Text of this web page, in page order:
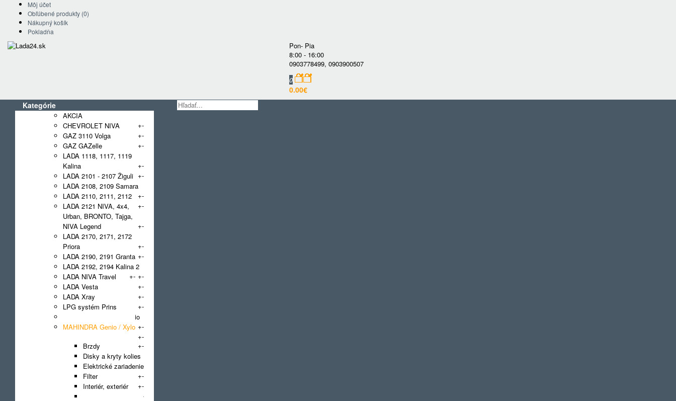
Môj účet
Obľúbené produkty (0)
Nákupný košík
Pokladňa
Pon- Pia
8:00 - 16:00
0903778499, 0903900507
0
0.00€
Kategórie
AKCIA
CHEVROLET NIVA
+-
GAZ 3110 Volga
+-
GAZ GAZelle
+-
LADA 1118, 1117, 1119
Kalina
+-
LADA 2101 - 2107 Žiguli +-
LADA 2108, 2109 Samara
+-
LADA 2110, 2111, 2112
+-
LADA 2121 NIVA, 4x4,
Urban, BRONTO, Tajga,
NIVA Legend
+-
LADA 2170, 2171, 2172
Priora
+-
LADA 2190, 2191 Granta +-
LADA 2192, 2194 Kalina 2
+-
LADA NIVA Travel +-
LADA Vesta
+-
LADA Xray
+-
LPG systém Prins
+-
MAHINDRA Goa / Scorpio
+-
MAHINDRA Genio / Xylo
+-
Brzdy
+-
Disky a kryty kolies
Elektrické zariadenie
+-
Filter
Interiér, exteriér
+-
-